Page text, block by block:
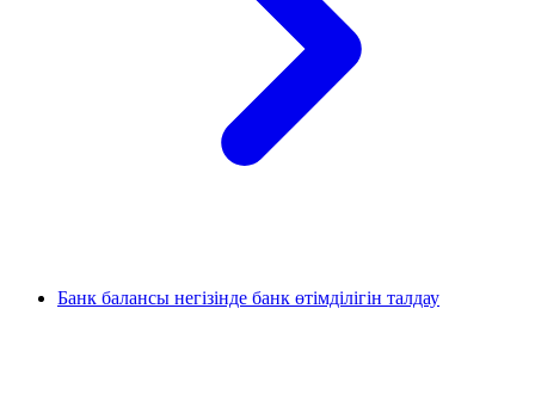
Банк балансы негізінде банк өтімділігін талдау